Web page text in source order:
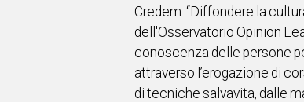
Credem. “Diffondere la
dell'Osservatorio Opinion
conoscenza delle persone
attraverso l’erogazione di
di tecniche salvavita, dalle